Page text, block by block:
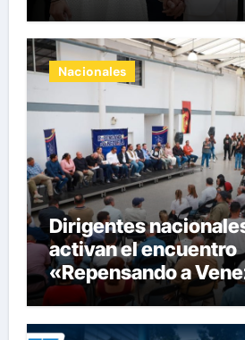
Nacionales
Dirigentes
activan el encuentro
«Repensando a
impulsar propuestas
comunidades